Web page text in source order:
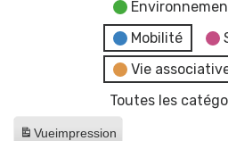
Mobilité
Vie
Toutes les
Vueimpression